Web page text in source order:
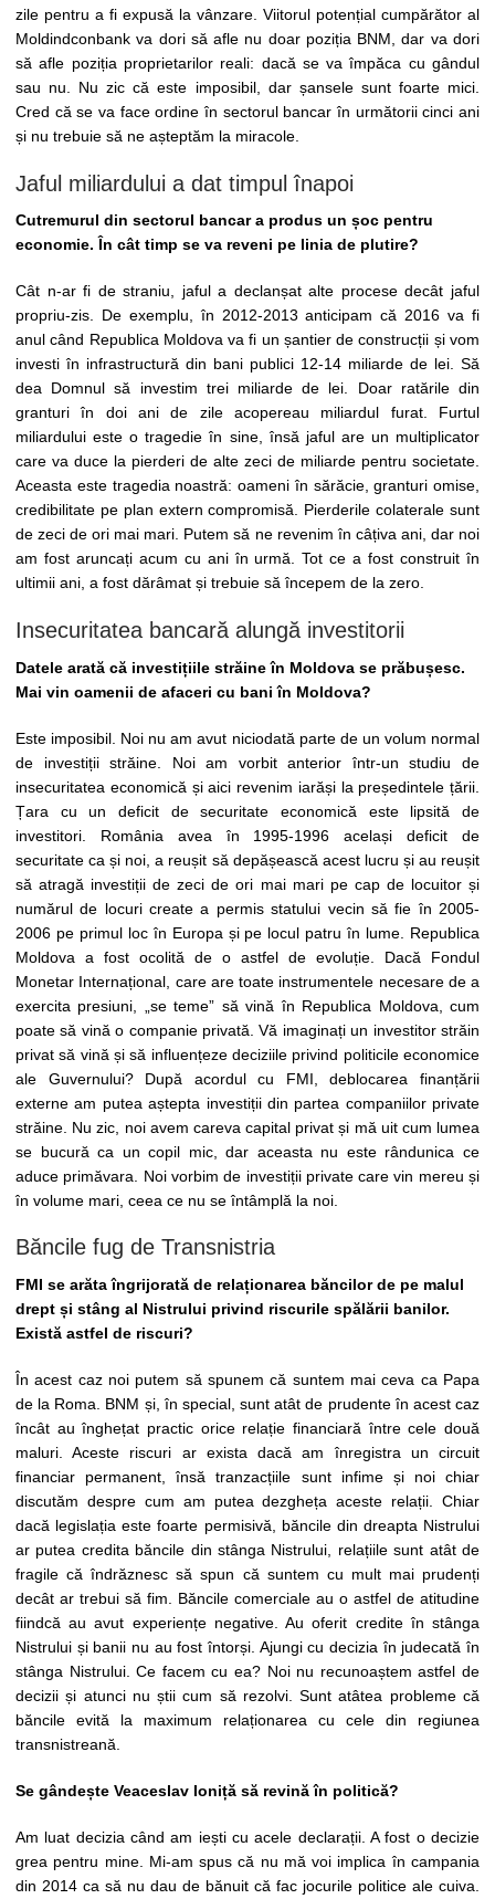
zile pentru a fi expusă la vânzare. Viitorul potențial cumpărător al
Moldindconbank va dori să afle nu doar poziția BNM, dar va dori
să afle poziția proprietarilor reali: dacă se va împăca cu gândul
sau nu. Nu zic că este imposibil, dar șansele sunt foarte mici.
Cred că se va face ordine în sectorul bancar în următorii cinci ani
și nu trebuie să ne așteptăm la miracole.
Jaful miliardului a dat timpul înapoi
Cutremurul din sectorul bancar a produs un șoc pentru
economie. În cât timp se va reveni pe linia de plutire?
Cât n-ar fi de straniu, jaful a declanșat alte procese decât jaful
propriu-zis. De exemplu, în 2012-2013 anticipam că 2016 va fi
anul când Republica Moldova va fi un șantier de construcții și vom
investi în infrastructură din bani publici 12-14 miliarde de lei. Să
dea Domnul să investim trei miliarde de lei. Doar ratările din
granturi în doi ani de zile acopereau miliardul furat. Furtul
miliardului este o tragedie în sine, însă jaful are un multiplicator
care va duce la pierderi de alte zeci de miliarde pentru societate.
Aceasta este tragedia noastră: oameni în sărăcie, granturi omise,
credibilitate pe plan extern compromisă. Pierderile colaterale sunt
de zeci de ori mai mari. Putem să ne revenim în câțiva ani, dar noi
am fost aruncați acum cu ani în urmă. Tot ce a fost construit în
ultimii ani, a fost dărâmat și trebuie să începem de la zero.
Insecuritatea bancară alungă investitorii
Datele arată că investițiile străine în Moldova se prăbușesc.
Mai vin oamenii de afaceri cu bani în Moldova?
Este imposibil. Noi nu am avut niciodată parte de un volum normal
de investiții străine. Noi am vorbit anterior într-un studiu de
insecuritatea economică și aici revenim iarăși la președintele țării.
Țara cu un deficit de securitate economică este lipsită de
investitori. România avea în 1995-1996 același deficit de
securitate ca și noi, a reușit să depășească acest lucru și au reușit
să atragă investiții de zeci de ori mai mari pe cap de locuitor și
numărul de locuri create a permis statului vecin să fie în 2005-
2006 pe primul loc în Europa și pe locul patru în lume. Republica
Moldova a fost ocolită de o astfel de evoluție. Dacă Fondul
Monetar Internațional, care are toate instrumentele necesare de a
exercita presiuni, „se teme” să vină în Republica Moldova, cum
poate să vină o companie privată. Vă imaginați un investitor străin
privat să vină și să influențeze deciziile privind politicile economice
ale Guvernului? După acordul cu FMI, deblocarea finanțării
externe am putea aștepta investiții din partea companiilor private
străine. Nu zic, noi avem careva capital privat și mă uit cum lumea
se bucură ca un copil mic, dar aceasta nu este rândunica ce
aduce primăvara. Noi vorbim de investiții private care vin mereu și
în volume mari, ceea ce nu se întâmplă la noi.
Băncile fug de Transnistria
FMI se arăta îngrijorată de relaționarea băncilor de pe malul
drept și stâng al Nistrului privind riscurile spălării banilor.
Există astfel de riscuri?
În acest caz noi putem să spunem că suntem mai ceva ca Papa
de la Roma. BNM și, în special, sunt atât de prudente în acest caz
încât au înghețat practic orice relație financiară între cele două
maluri. Aceste riscuri ar exista dacă am înregistra un circuit
financiar permanent, însă tranzacțiile sunt infime și noi chiar
discutăm despre cum am putea dezgheța aceste relații. Chiar
dacă legislația este foarte permisivă, băncile din dreapta Nistrului
ar putea credita băncile din stânga Nistrului, relațiile sunt atât de
fragile că îndrăznesc să spun că suntem cu mult mai prudenți
decât ar trebui să fim. Băncile comerciale au o astfel de atitudine
fiindcă au avut experiențe negative. Au oferit credite în stânga
Nistrului și banii nu au fost întorși. Ajungi cu decizia în judecată în
stânga Nistrului. Ce facem cu ea? Noi nu recunoaștem astfel de
decizii și atunci nu știi cum să rezolvi. Sunt atâtea probleme că
băncile evită la maximum relaționarea cu cele din regiunea
transnistreană.
Se gândește Veaceslav Ioniță să revină în politică?
Am luat decizia când am iești cu acele declarații. A fost o decizie
grea pentru mine. Mi-am spus că nu mă voi implica în campania
din 2014 ca să nu dau de bănuit că fac jocurile politice ale cuiva.